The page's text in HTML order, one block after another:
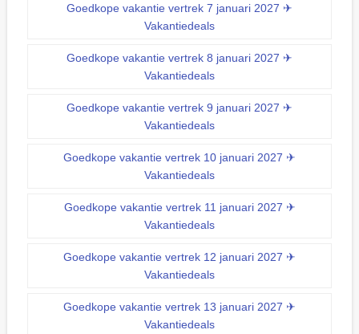
Goedkope vakantie vertrek 7 januari 2027 ✈
Vakantiedeals
Goedkope vakantie vertrek 8 januari 2027 ✈
Vakantiedeals
Goedkope vakantie vertrek 9 januari 2027 ✈
Vakantiedeals
Goedkope vakantie vertrek 10 januari 2027 ✈
Vakantiedeals
Goedkope vakantie vertrek 11 januari 2027 ✈
Vakantiedeals
Goedkope vakantie vertrek 12 januari 2027 ✈
Vakantiedeals
Goedkope vakantie vertrek 13 januari 2027 ✈
Vakantiedeals